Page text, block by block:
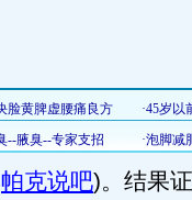
帕克说吧)。结果